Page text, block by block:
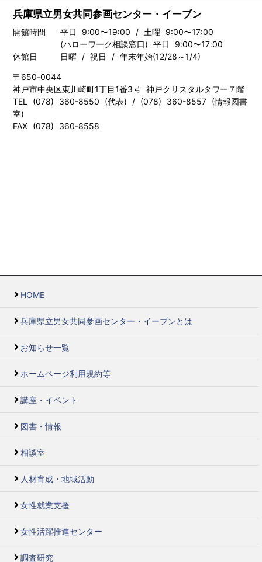
兵庫県立男女共同参画センター・イーブン
開館時間
平日 9:00〜19:00 / 土曜 9:00〜17:00
(ハローワーク相談窓口) 平日 9:00〜17:00
休館日
日曜 / 祝日 / 年末年始(12/28～1/4)
〒650-0044
神戸市中央区東川崎町1丁目1番3号 神戸クリスタルタワー７階
TEL (078) 360-8550 (代表) / (078) 360-8557 (情報図書
室)
FAX (078) 360-8558
HOME
兵庫県立男女共同参画センター・イーブンとは
お知らせ一覧
ホームページ利用規約等
講座・イベント
図書・情報
相談室
人材育成・地域活動
女性就業支援
女性活躍推進センター
調査研究